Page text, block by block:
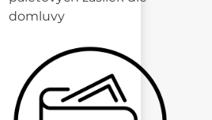
domluvy